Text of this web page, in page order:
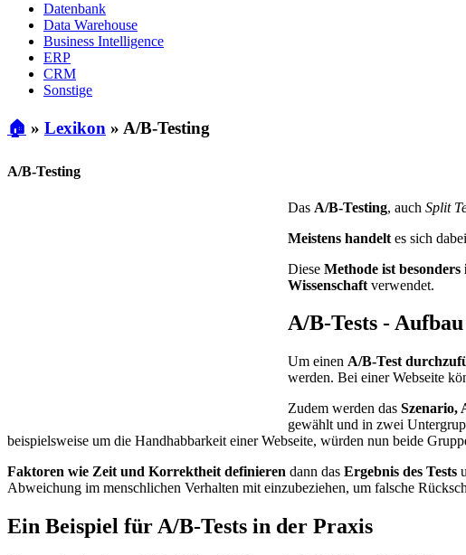
Datenbank
Data Warehouse
Business Intelligence
ERP
CRM
Sonstige
🏠 » Lexikon » A/B-Testing
A/B-Testing
Das A/B-Testing, auch Split
Meistens handelt es sich
Diese Methode ist besonders
Wissenschaft verwendet.
A/B-Tests -
Um einen A/B-Test
werden. Bei einer Webseite
Zudem werden das Szenario,
gewählt und in zwei
beispielsweise um die Handhabbarkeit einer Webseite, würden nun beide
Faktoren wie Zeit und Korrektheit definieren dann das Ergebnis des Tests
Abweichung im menschlichen Verhalten mit einzubeziehen, um falsche
Ein Beispiel für A/B-Tests in der Praxis